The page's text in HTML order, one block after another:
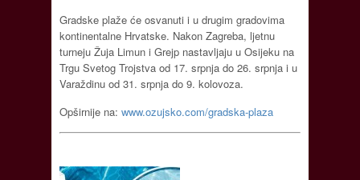
Gradske plaže će osvanuti i u drugim gradovima
kontinentalne Hrvatske. Nakon Zagreba, ljetnu
turneju Žuja Limun i Grejp nastavljaju u Osijeku na
Trgu Svetog Trojstva od 17. srpnja do 26. srpnja i u
Varaždinu od 31. srpnja do 9. kolovoza.
Opširnije na: www.ozujsko.com/gradska-plaza